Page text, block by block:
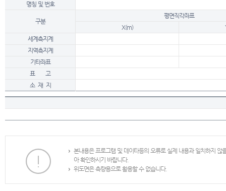
명칭 및 번호
구분
평면직각좌표
X(m)
세계측지계
지역측지계
기타좌표
표 고
소 재 지
본내용은 프로그램 및 데이타등의 오류로 실제 내용과 일치하지
아 확인하시기 바랍니다.
위도면은 측량용으로 활용할 수 없습니다.